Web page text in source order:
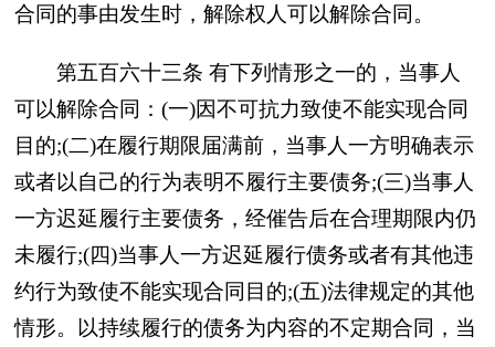
合同的事由发生时，解除权人可以解除合同。
第五百六十三条 有下列情形之一的，当事人
可以解除合同：(一)因不可抗力致使不能实现合同
目的;(二)在履行期限届满前，当事人一方明确表示
或者以自己的行为表明不履行主要债务;(三)当事人
一方迟延履行主要债务，经催告后在合理期限内仍
未履行;(四)当事人一方迟延履行债务或者有其他违
约行为致使不能实现合同目的;(五)法律规定的其他
情形。以持续履行的债务为内容的不定期合同，当